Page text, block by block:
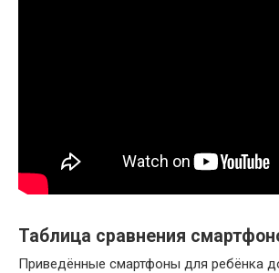
Таблица сравнения
Приведённые смартфоны для ребёнка